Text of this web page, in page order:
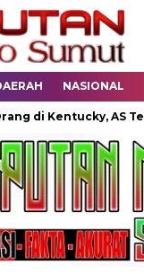
NASIONAL
Kentucky, AS Tewas